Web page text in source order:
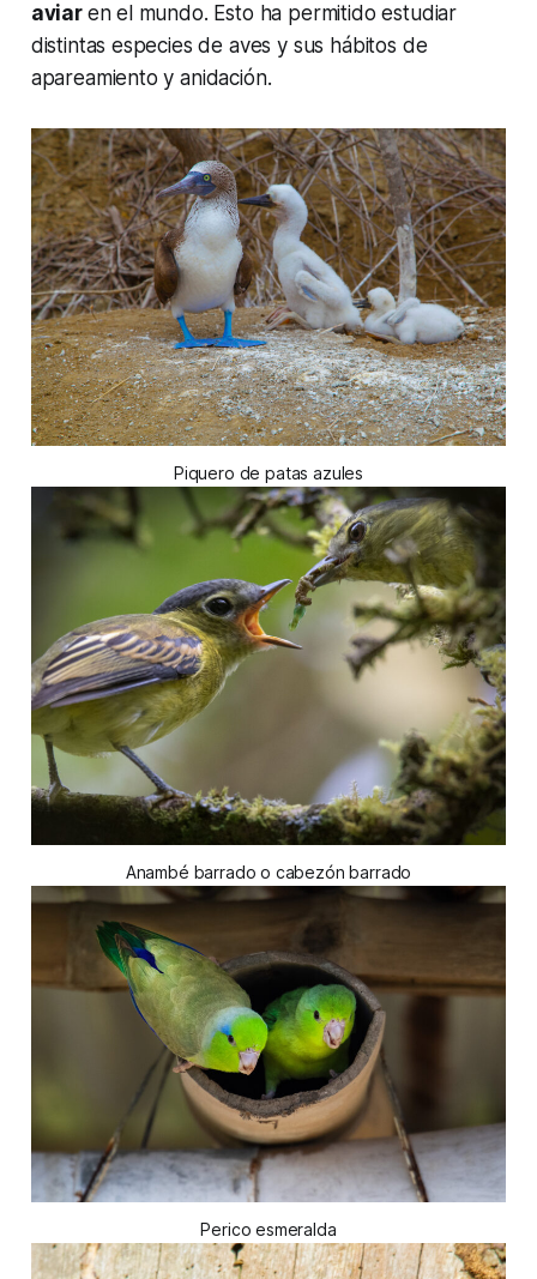
aviar en el mundo. Esto ha permitido estudiar
distintas especies de aves y sus hábitos de
apareamiento y anidación.
Piquero de patas azules
Anambé barrado o cabezón barrado
Perico esmeralda